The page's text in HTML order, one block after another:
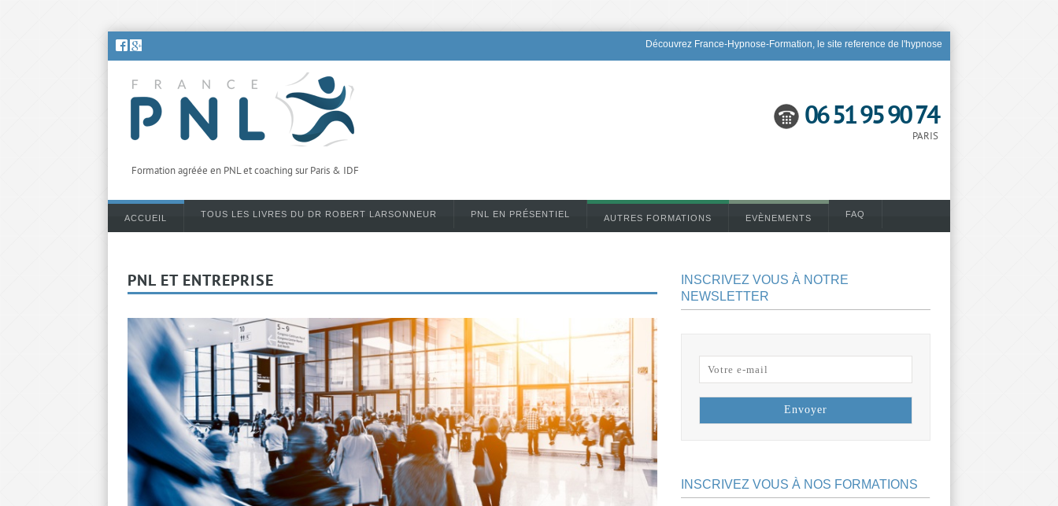
Découvrez France-Hypnose-Formation, le site reference de l'hypnose
Formation agréée en PNL et coaching sur Paris & IDF
06 51 95 90 74
PARIS
ACCUEIL TOUS LES LIVRES DU DR ROBERT LARSONNEUR PNL EN PRÉSENTIEL AUTRES FORMATIONS EVÈNEMENTS FAQ
PNL ET ENTREPRISE
INSCRIVEZ VOUS À NOTRE
NEWSLETTER
INSCRIVEZ VOUS À NOS FORMATIONS